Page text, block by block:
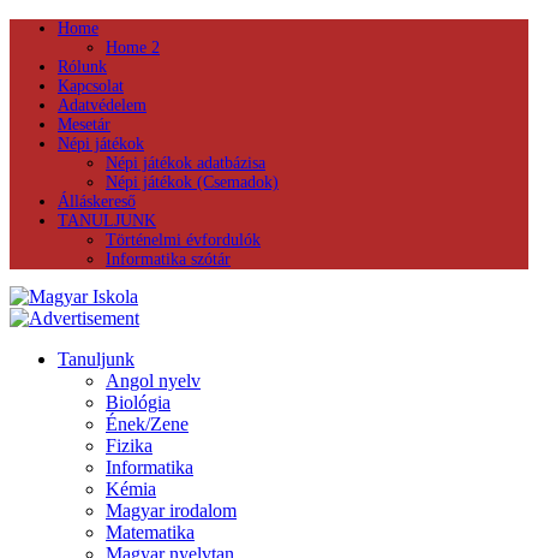
Home
Home 2
Rólunk
Kapcsolat
Adatvédelem
Mesetár
Népi játékok
Népi játékok adatbázisa
Népi játékok (Csemadok)
Álláskereső
TANULJUNK
Történelmi évfordulók
Informatika szótár
Tanuljunk
Angol nyelv
Biológia
Ének/Zene
Fizika
Informatika
Kémia
Magyar irodalom
Matematika
Magyar nyelvtan